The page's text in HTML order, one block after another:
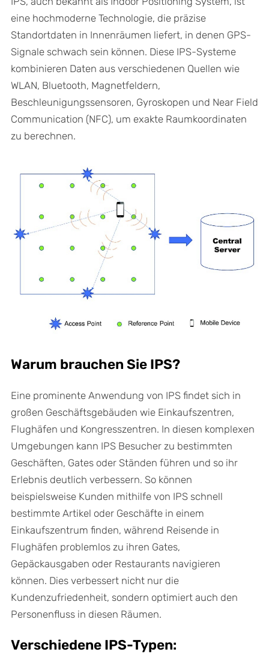
eine hochmoderne Technologie, die präzise
Standortdaten in Innenräumen liefert, in denen GPS-
Signale schwach sein können. Diese IPS-Systeme
kombinieren Daten aus verschiedenen Quellen wie
WLAN, Bluetooth, Magnetfeldern,
Beschleunigungssensoren, Gyroskopen und Near Field
Communication (NFC), um exakte Raumkoordinaten
zu berechnen.
Warum brauchen Sie IPS?
Eine prominente Anwendung von IPS findet sich in
großen Geschäftsgebäuden wie Einkaufszentren,
Flughäfen und Kongresszentren. In diesen komplexen
Umgebungen kann IPS Besucher zu bestimmten
Geschäften, Gates oder Ständen führen und so ihr
Erlebnis deutlich verbessern. So können
beispielsweise Kunden mithilfe von IPS schnell
bestimmte Artikel oder Geschäfte in einem
Einkaufszentrum finden, während Reisende in
Flughäfen problemlos zu ihren Gates,
Gepäckausgaben oder Restaurants navigieren
können. Dies verbessert nicht nur die
Kundenzufriedenheit, sondern optimiert auch den
Personenfluss in diesen Räumen.
Verschiedene IPS-Typen: